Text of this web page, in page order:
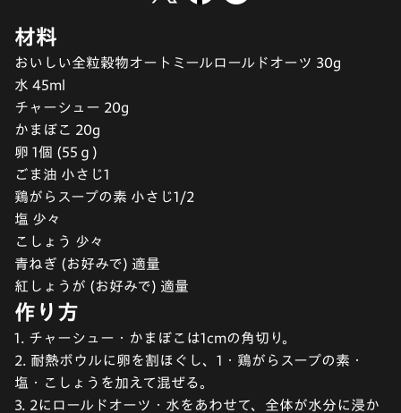
材料
おいしい全粒穀物オートミールロールドオーツ 30g
水 45ml
チャーシュー 20g
かまぼこ 20g
卵 1個 (55ｇ)
ごま油 小さじ1
鶏がらスープの素 小さじ1/2
塩 少々
こしょう 少々
青ねぎ (お好みで) 適量
紅しょうが (お好みで) 適量
作り方
1. チャーシュー・かまぼこは1cmの角切り。
2. 耐熱ボウルに卵を割ほぐし、1・鶏がらスープの素・
塩・こしょうを加えて混ぜる。
3. 2にロールドオーツ・水をあわせて、全体が水分に浸か